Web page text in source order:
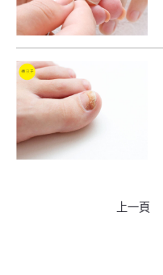
上一頁